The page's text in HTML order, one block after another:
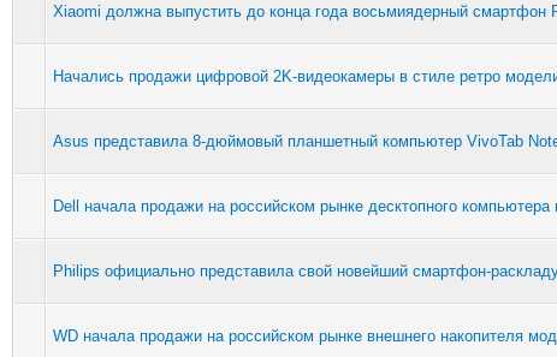
Xiaomi должна выпустить до конца года восьмиядерный смартфон
Начались продажи цифровой 2K-видеокамеры в стиле ретро
Asus представила 8-дюймовый планшетный компьютер VivoTab
Dell начала продажи на российском рынке десктопного
Philips официально представила свой новейший смартфон-
WD начала продажи на российском рынке внешнего накопителя